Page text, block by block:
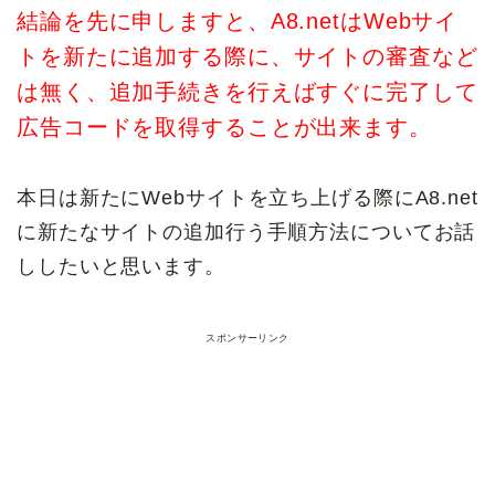
結論を先に申しますと、A8.netはWebサイ
トを新たに追加する際に、サイトの審査など
は無く、追加手続きを行えばすぐに完了して
広告コードを取得することが出来ます。
本日は新たにWebサイトを立ち上げる際にA8.net
に新たなサイトの追加行う手順方法についてお話
ししたいと思います。
スポンサーリンク